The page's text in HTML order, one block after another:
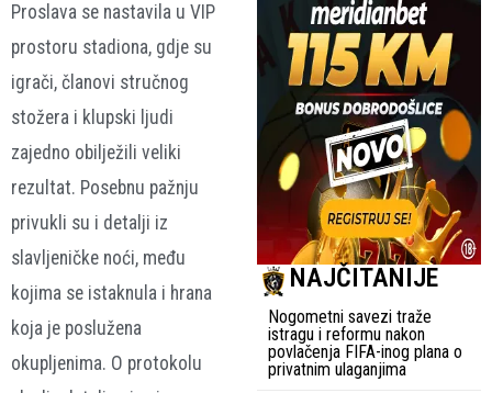
Proslava se nastavila u VIP
prostoru stadiona, gdje su
igrači, članovi stručnog
stožera i klupski ljudi
zajedno obilježili veliki
rezultat. Posebnu pažnju
privukli su i detalji iz
slavljeničke noći, među
kojima se istaknula i hrana
koja je poslužena
okupljenima. O protokolu
NAJČITANIJE
Nogometni savezi traže
istragu i reformu nakon
povlačenja FIFA-inog plana o
privatnim ulaganjima